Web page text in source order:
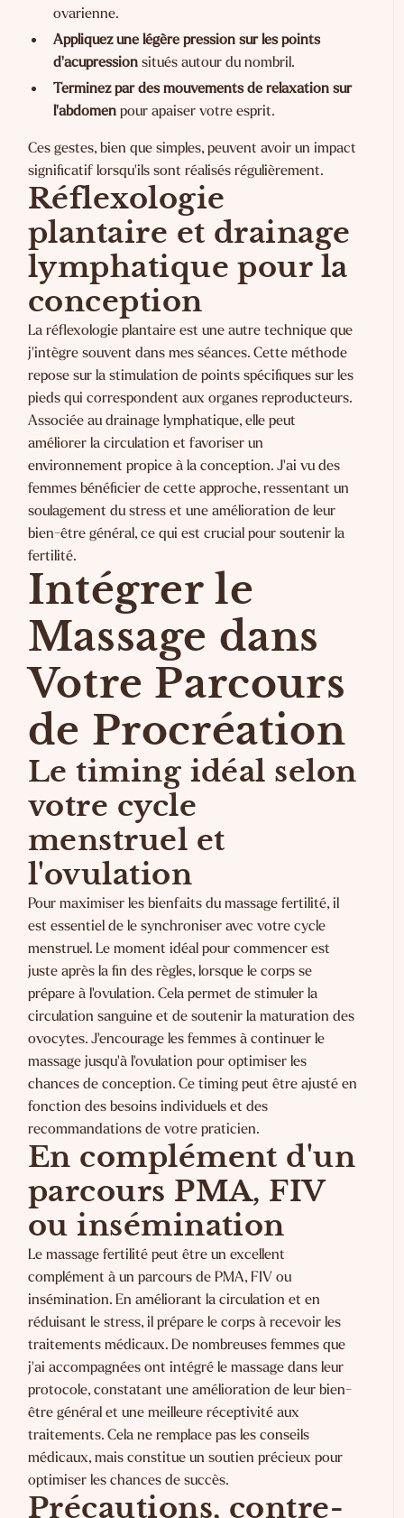
ovarienne.
Appliquez une légère pression sur les points
d'acupressionsitués autour du nombril.
Terminez par des mouvements de relaxation sur
l'abdomenpour apaiser votre esprit.
Ces gestes, bien que simples, peuvent avoir un impact
significatif lorsqu'ils sont réalisés régulièrement.
Réflexologie
plantaire et drainage
lymphatique pour la
conception
La réflexologie plantaire est une autre technique que
j'intègre souvent dans mes séances. Cette méthode
repose sur la stimulation de points spécifiques sur les
pieds qui correspondent aux organes reproducteurs.
Associée au drainage lymphatique, elle peut
améliorer la circulation et favoriser un
environnement propice à la conception. J'ai vu des
femmes bénéficier de cette approche, ressentant un
soulagement du stress et une amélioration de leur
bien-être général, ce qui est crucial pour soutenir la
fertilité.
Intégrer le
Massage dans
Votre Parcours
de Procréation
Le timing idéal selon
votre cycle
menstruel et
l'ovulation
Pour maximiser les bienfaits du massage fertilité, il
est essentiel de le synchroniser avec votre cycle
menstruel. Le moment idéal pour commencer est
juste après la fin des règles, lorsque le corps se
prépare à l'ovulation. Cela permet de stimuler la
circulation sanguine et de soutenir la maturation des
ovocytes. J'encourage les femmes à continuer le
massage jusqu'à l'ovulation pour optimiser les
chances de conception. Ce timing peut être ajusté en
fonction des besoins individuels et des
recommandations de votre praticien.
En complément d'un
parcours PMA, FIV
ou insémination
Le massage fertilité peut être un excellent
complément à un parcours de PMA, FIV ou
insémination. En améliorant la circulation et en
réduisant le stress, il prépare le corps à recevoir les
traitements médicaux. De nombreuses femmes que
j'ai accompagnées ont intégré le massage dans leur
protocole, constatant une amélioration de leur bien-
être général et une meilleure réceptivité aux
traitements. Cela ne remplace pas les conseils
médicaux, mais constitue un soutien précieux pour
optimiser les chances de succès.
Précautions, contre-